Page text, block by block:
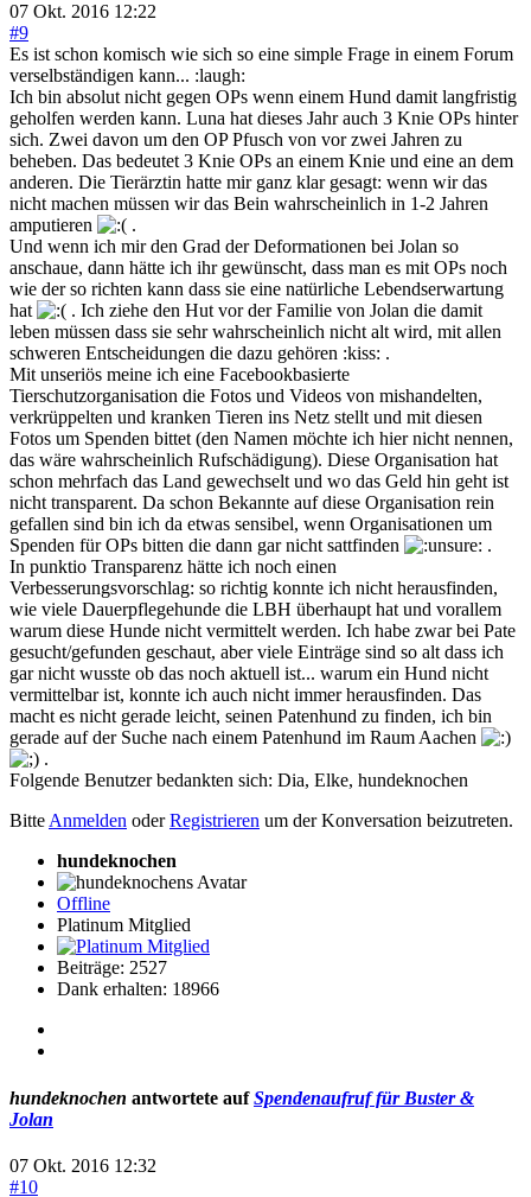
07 Okt. 2016 12:22
#9
Es ist schon komisch wie sich so eine simple Frage in einem Forum
verselbständigen kann... :laugh:
Ich bin absolut nicht gegen OPs wenn einem Hund damit langfristig
geholfen werden kann. Luna hat dieses Jahr auch 3 Knie OPs hinter
sich. Zwei davon um den OP Pfusch von vor zwei Jahren zu
beheben. Das bedeutet 3 Knie OPs an einem Knie und eine an dem
anderen. Die Tierärztin hatte mir ganz klar gesagt: wenn wir das
nicht machen müssen wir das Bein wahrscheinlich in 1-2 Jahren
amputieren
.
Und wenn ich mir den Grad der Deformationen bei Jolan so
anschaue, dann hätte ich ihr gewünscht, dass man es mit OPs noch
wie der so richten kann dass sie eine natürliche Lebendserwartung
hat
. Ich ziehe den Hut vor der Familie von Jolan die damit
leben müssen dass sie sehr wahrscheinlich nicht alt wird, mit allen
schweren Entscheidungen die dazu gehören :kiss: .
Mit unseriös meine ich eine Facebookbasierte
Tierschutzorganisation die Fotos und Videos von mishandelten,
verkrüppelten und kranken Tieren ins Netz stellt und mit diesen
Fotos um Spenden bittet (den Namen möchte ich hier nicht nennen,
das wäre wahrscheinlich Rufschädigung). Diese Organisation hat
schon mehrfach das Land gewechselt und wo das Geld hin geht ist
nicht transparent. Da schon Bekannte auf diese Organisation rein
gefallen sind bin ich da etwas sensibel, wenn Organisationen um
Spenden für OPs bitten die dann gar nicht sattfinden
.
In punktio Transparenz hätte ich noch einen
Verbesserungsvorschlag: so richtig konnte ich nicht herausfinden,
wie viele Dauerpflegehunde die LBH überhaupt hat und vorallem
warum diese Hunde nicht vermittelt werden. Ich habe zwar bei Pate
gesucht/gefunden geschaut, aber viele Einträge sind so alt dass ich
gar nicht wusste ob das noch aktuell ist... warum ein Hund nicht
vermittelbar ist, konnte ich auch nicht immer herausfinden. Das
macht es nicht gerade leicht, seinen Patenhund zu finden, ich bin
gerade auf der Suche nach einem Patenhund im Raum Aachen
.
Folgende Benutzer bedankten sich: Dia, Elke, hundeknochen
BitteAnmelden oderRegistrieren um der Konversation beizutreten.
hundeknochen
Offline
Platinum Mitglied
Beiträge: 2527
Dank erhalten: 18966
hundeknochen antwortete aufSpendenaufruf für Buster &
Jolan
07 Okt. 2016 12:32
#10